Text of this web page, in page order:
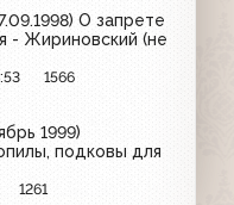
О запрете
- Жириновский (не
1566
1999)
подковы для
1261